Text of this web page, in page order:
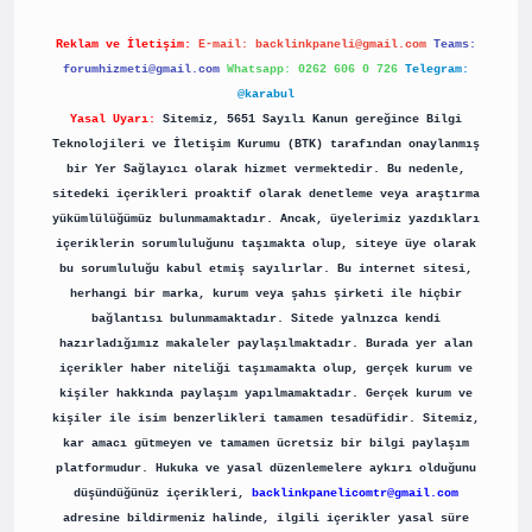
Reklam ve İletişim: E-mail: backlinkpaneli@gmail.com Teams:
forumhizmeti@gmail.com Whatsapp: 0262 606 0 726 Telegram:
@karabul
Yasal Uyarı:
Sitemiz, 5651 Sayılı Kanun gereğince Bilgi
Teknolojileri ve İletişim Kurumu (BTK) tarafından onaylanmış
bir Yer Sağlayıcı olarak hizmet vermektedir. Bu nedenle,
sitedeki içerikleri proaktif olarak denetleme veya araştırma
yükümlülüğümüz bulunmamaktadır. Ancak, üyelerimiz yazdıkları
içeriklerin sorumluluğunu taşımakta olup, siteye üye olarak
bu sorumluluğu kabul etmiş sayılırlar. Bu internet sitesi,
herhangi bir marka, kurum veya şahıs şirketi ile hiçbir
bağlantısı bulunmamaktadır. Sitede yalnızca kendi
hazırladığımız makaleler paylaşılmaktadır. Burada yer alan
içerikler haber niteliği taşımamakta olup, gerçek kurum ve
kişiler hakkında paylaşım yapılmamaktadır. Gerçek kurum ve
kişiler ile isim benzerlikleri tamamen tesadüfidir. Sitemiz,
kar amacı gütmeyen ve tamamen ücretsiz bir bilgi paylaşım
platformudur. Hukuka ve yasal düzenlemelere aykırı olduğunu
düşündüğünüz içerikleri,
backlinkpanelicomtr@gmail.com
adresine bildirmeniz halinde, ilgili içerikler yasal süre